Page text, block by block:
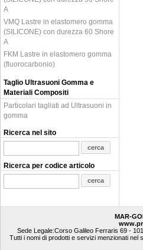
A
VMQ Lastre in elastomero gomma
(SILICONE) con durezza 60 Shore
A
FKM Lastre in elastomero gomma
(fluorocarbonio)
Taglio Ultrasuoni Gomma e
Materiali Compositi
Particolari tagliati ad Ultrasuoni in
gomma
Ricerca nel sito
Ricerca per codice articolo
MAR-
Sede Legale:Corso Galileo Ferraris 69 -
Tutti i nomi di prodotti e servizi menzionati